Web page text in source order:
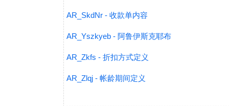
AR_SkdNr - 收款单内容
AR_Yszkyeb - 阿鲁伊斯克耶布
AR_Zkfs - 折扣方式定义
AR_Zlqj - 帐龄期间定义